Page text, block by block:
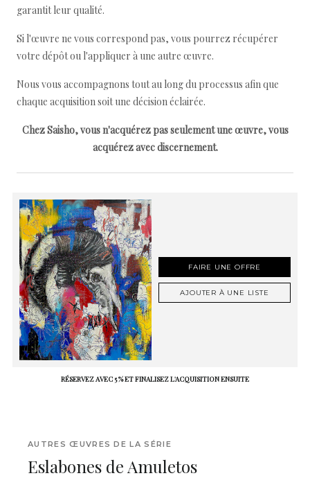
garantit leur qualité.
Si l'œuvre ne vous correspond pas, vous pourrez récupérer
votre dépôt ou l'appliquer à une autre œuvre.
Nous vous accompagnons tout au long du processus afin que
chaque acquisition soit une décision éclairée.
Chez Saisho, vous n'acquérez pas seulement une œuvre, vous
acquérez avec discernement.
FAIRE UNE OFFRE
AJOUTER À UNE LISTE
RÉSERVEZ AVEC 5 % ET FINALISEZ L'ACQUISITION ENSUITE
AUTRES ŒUVRES DE LA SÉRIE
Eslabones de Amuletos